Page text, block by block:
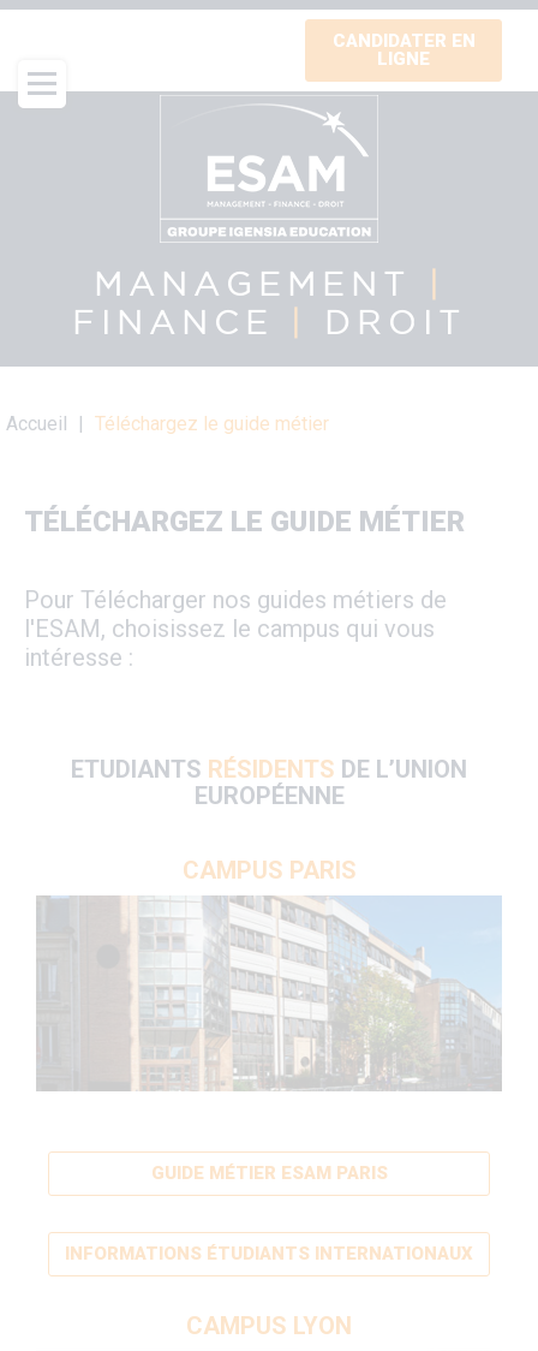
Aller
contenu
principal
CANDIDATER EN
LIGNE
MANAGEMENT
FINANCE
DROIT
Fil
Accueil Téléchargez le guide métier
TÉLÉCHARGEZ LE GUIDE MÉTIER
Pour Télécharger nos guides métiers de
l'ESAM, choisissez le campus qui vous
intéresse :
ETUDIANTS RÉSIDENTS DE L’UNION
EUROPÉENNE
CAMPUS PARIS
GUIDE MÉTIER ESAM PARIS
INFORMATIONS ÉTUDIANTS INTERNATIONAUX
CAMPUS LYON